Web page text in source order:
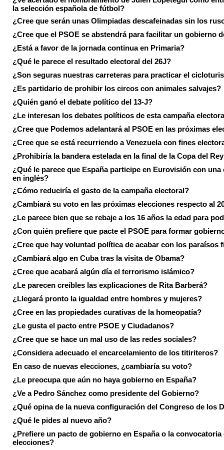
la selección española de fútbol?
¿Cree que serán unas Olimpiadas descafeinadas sin los
¿Cree que el PSOE se abstendrá para facilitar un gobierno
¿Está a favor de la jornada continua en Primaria?
¿Qué le parece el resultado electoral del 26J?
¿Son seguras nuestras carreteras para practicar el
¿Es partidario de prohibir los circos con animales salvajes?
¿Quién ganó el debate político del 13-J?
¿Le interesan los debates políticos de esta campaña
¿Cree que Podemos adelantará al PSOE en las próximas
¿Cree que se está recurriendo a Venezuela con fines
¿Prohibiría la bandera estelada en la final de la Copa del
¿Qué le parece que España participe en Eurovisión con una
en inglés?
¿Cómo reduciría el gasto de la campaña electoral?
¿Cambiará su voto en las próximas elecciones respecto al
¿Le parece bien que se rebaje a los 16 años la edad para
¿Con quién prefiere que pacte el PSOE para formar
¿Cree que hay voluntad política de acabar con los paraísos
¿Cambiará algo en Cuba tras la visita de Obama?
¿Cree que acabará algún día el terrorismo islámico?
¿Le parecen creíbles las explicaciones de Rita Barberá?
¿Llegará pronto la igualdad entre hombres y mujeres?
¿Cree en las propiedades curativas de la homeopatía?
¿Le gusta el pacto entre PSOE y Ciudadanos?
¿Cree que se hace un mal uso de las redes sociales?
¿Considera adecuado el encarcelamiento de los titiriteros?
En caso de nuevas elecciones, ¿cambiaría su voto?
¿Le preocupa que aún no haya gobierno en España?
¿Ve a Pedro Sánchez como presidente del Gobierno?
¿Qué opina de la nueva configuración del Congreso de los
¿Qué le pides al nuevo año?
¿Prefiere un pacto de gobierno en España o la convocatoria
elecciones?